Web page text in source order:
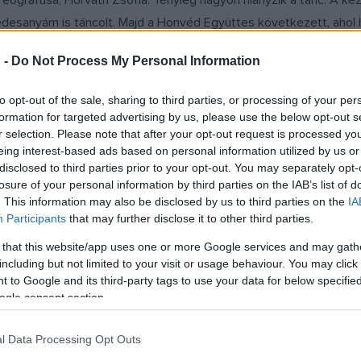
- Do Not Process My Personal Information
opt-out of the sale, sharing to third parties, or processing of your
for targeted advertising by us, please use the below opt-out
selection. Please note that after your opt-out request is processed
interest-based ads based on personal information utilized by us
to third parties prior to your opt-out. You may separately
of your personal information by third parties on the IAB’s list of
This information may also be disclosed by us to third parties on the
Participants that may further disclose it to other third parties.
that this website/app uses one or more Google services and may
but not limited to your visit or usage behaviour. You may
to Google and its third-party tags to use your data for below
consent section.
Data Processing Opt Outs
is táncolt. Majd a Honvéd Együttes következett,
viszont már nem táncolok.
történelem szakát, aztán moderntánc-pedagógus
a testvérei magnóján ismerkedett a népzenével,hogy
egy hajlításnál volt olyan érzésem, hogy ó, hát ezt én is
Meg sem fordult azonban a fejemben, hogy nekivágjak a
muzsikáltunk, a táncházakban ugyanis tudták, szeretek
Bár volt lehetőségem néhányszor sokak előtt fellépni, még
Remek volt, hogy egy banda áll mögöttem, és azokat a
odament a zenészekhez, és megkérte őket,